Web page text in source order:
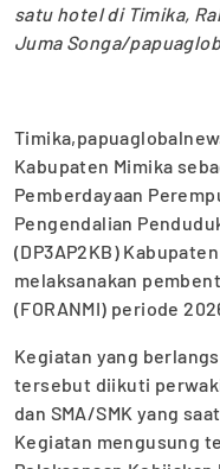
satu hotel di Timika,
Juma Songa/
Kabupaten Mimika
Pemberdayaan
Pengendalian
(DP3AP2KB)
melaksanakan
(FORANMI) periode
Kegiatan yang
tersebut diikuti
dan SMA/SMK yang
Kegiatan mengusung